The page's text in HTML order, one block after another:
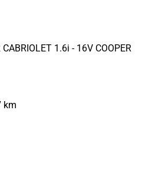
1.6i - 16V COOPER
km